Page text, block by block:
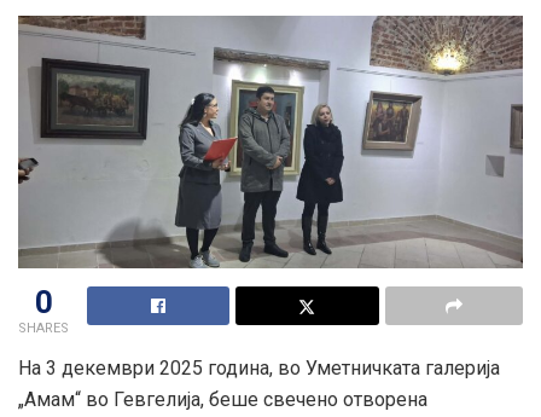
0
SHARES
На 3 декември 2025 година, во Уметничката галерија
„Амам“ во Гевгелија, беше свечено отворена